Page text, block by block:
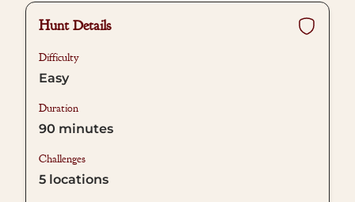
Hunt Details
Difficulty
Easy
Duration
90 minutes
Challenges
5 locations